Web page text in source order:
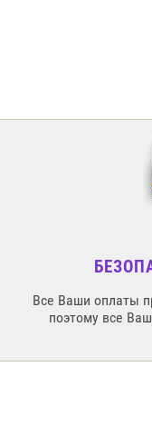
Все Ваши оплаты
поэтому все